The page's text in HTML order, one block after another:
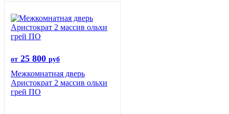
от 25 800 руб
Межкомнатная дверь
Аристократ 2 массив ольхи
грей ПО